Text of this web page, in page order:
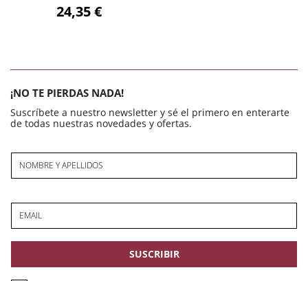
24,35 €
¡NO TE PIERDAS NADA!
Suscríbete a nuestro newsletter y sé el primero en enterarte
de todas nuestras novedades y ofertas.
NOMBRE Y APELLIDOS
EMAIL
SUSCRIBIR